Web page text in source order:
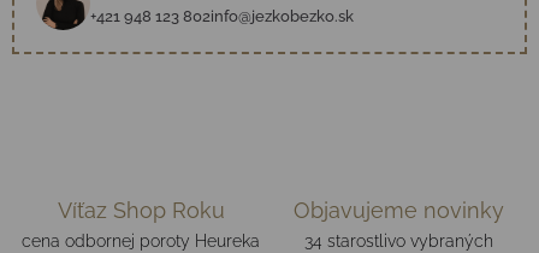
+421 948 123 802info@jezkobezko.sk
Víťaz Shop Roku
cena odbornej poroty Heureka
Objavujeme novinky
34 starostlivo vybraných